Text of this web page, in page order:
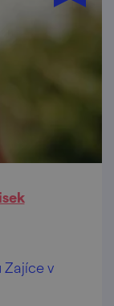
Zajíce v